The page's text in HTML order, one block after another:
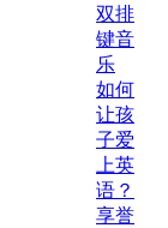
双排
键音
乐
如何
让孩
子爱
上英
语？
享誉